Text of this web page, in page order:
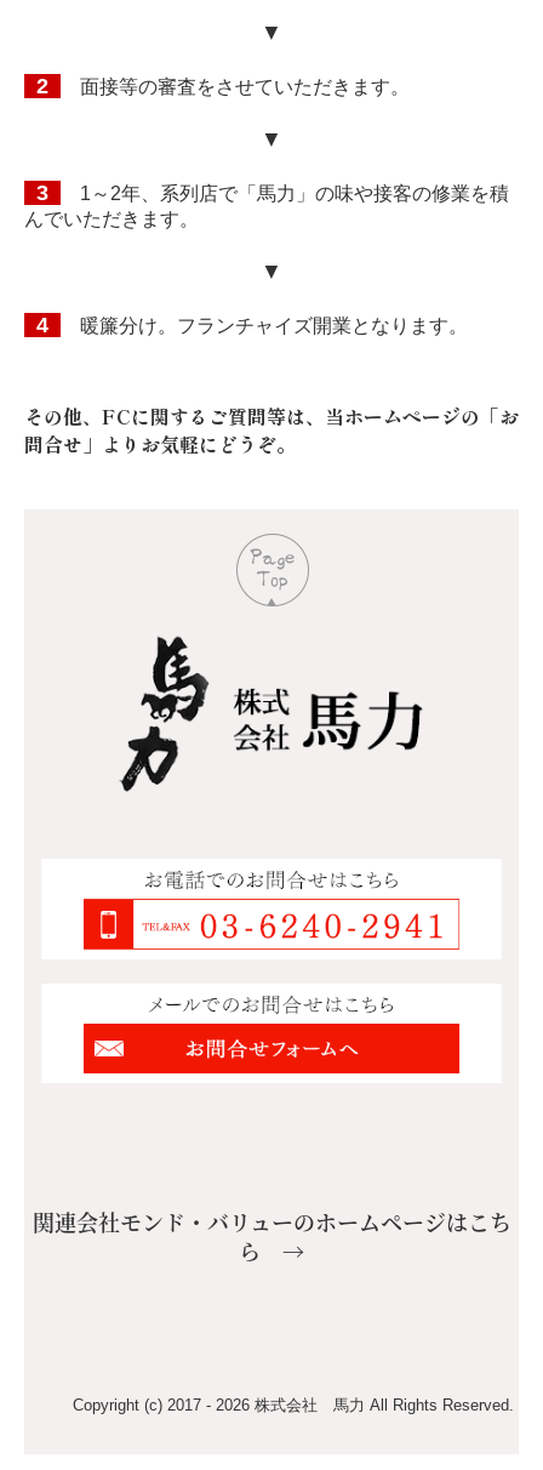
▼
2 面接等の審査をさせていただきます。
▼
3
1～2年、系列店で「馬力」の味や接客の修業を積
んでいただきます。
▼
4 暖簾分け。フランチャイズ開業となります。
その他、FCに関するご質問等は、当ホームページの「お
問合せ」よりお気軽にどうぞ。
関連会社モンド・バリューのホームページはこち
ら →
Copyright (c) 2017 - 2026 株式会社 馬力 All Rights Reserved.